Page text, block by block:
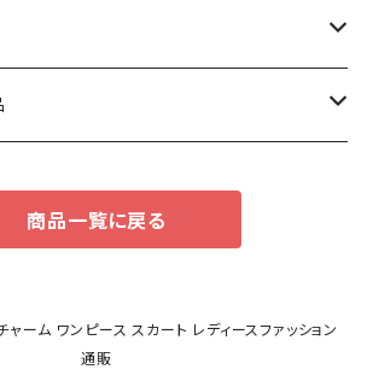
ル
ツ
商品一覧に戻る
ーム ワンピース スカート レディースファッション
通販